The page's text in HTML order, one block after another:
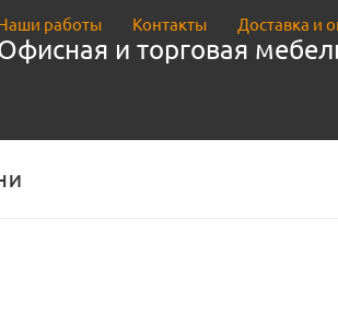
работы Контакты Доставка и
и торговая